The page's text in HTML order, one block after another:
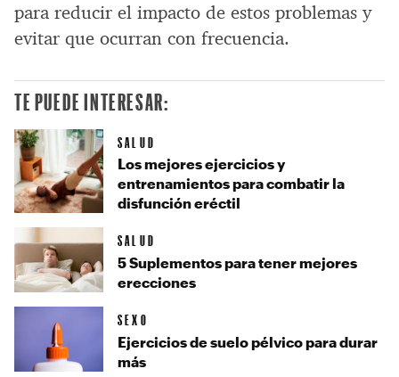
para reducir el impacto de estos problemas y
evitar que ocurran con frecuencia.
TE PUEDE INTERESAR:
SALUD
Los mejores ejercicios y
entrenamientos para combatir la
disfunción eréctil
SALUD
5 Suplementos para tener mejores
erecciones
SEXO
Ejercicios de suelo pélvico para durar
más